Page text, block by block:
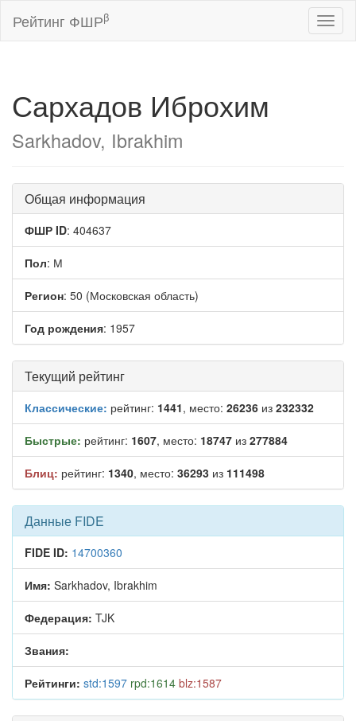
Рейтинг ФШРβ
Сархадов Иброхим
Sarkhadov, Ibrakhim
Общая информация
ФШР ID: 404637
Пол: М
Регион: 50 (Московская область)
Год рождения: 1957
Текущий рейтинг
Классические: рейтинг: 1441, место: 26236 из 232332
Быстрые: рейтинг: 1607, место: 18747 из 277884
Блиц: рейтинг: 1340, место: 36293 из 111498
Данные FIDE
FIDE ID: 14700360
Имя: Sarkhadov, Ibrakhim
Федерация: TJK
Звания:
Рейтинги: std:1597 rpd:1614 blz:1587